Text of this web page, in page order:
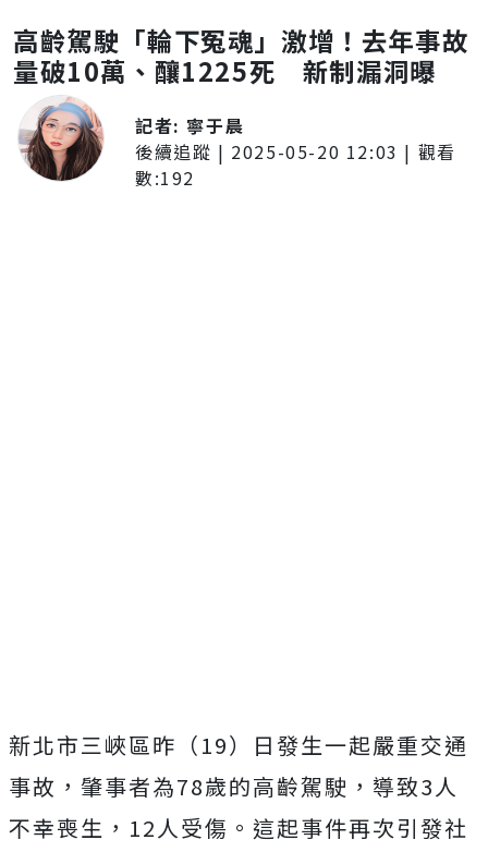
高齡駕駛「輪下冤魂」激增！去年事故
量破10萬、釀1225死 新制漏洞曝
記者: 寧于晨
後續追蹤 | 2025-05-20 12:03 | 觀看
數:192
新北市三峽區昨（19）日發生一起嚴重交通
事故，肇事者為78歲的高齡駕駛，導致3人
不幸喪生，12人受傷。這起事件再次引發社